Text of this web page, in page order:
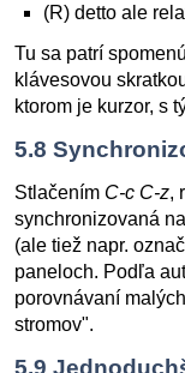
(R) detto ale
Tu sa patrí
klávesovou
ktorom je kurzor, s
5.8
Stlačením C-c C-z,
synchronizovaná
(ale tiež napr.
paneloch. Podľa
porovnávaní
stromov".
5.9